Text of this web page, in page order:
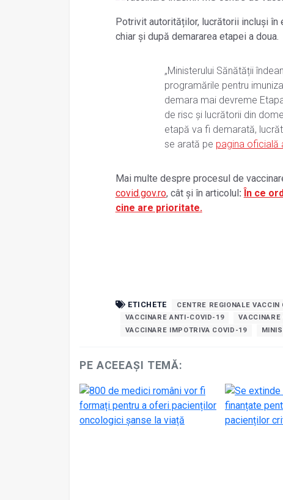
Potrivit autorităților, lucrătorii incluși în
chiar și după demararea etapei a doua.
„Ministerului Sănătății
programările pentru
demara mai devreme
de risc și lucrătorii din
etapă va fi demarată,
se arată pe pagina oficială
Mai multe despre procesul de
covid.gov.ro, cât și în articolul: În ce
cine are prioritate.
ETICHETE CENTRE REGIONALE VACCIN
VACCINARE ANTI-COVID-19
VACCINARE IMPOTRIVA COVID-19
PE ACEEAȘI TEMĂ: